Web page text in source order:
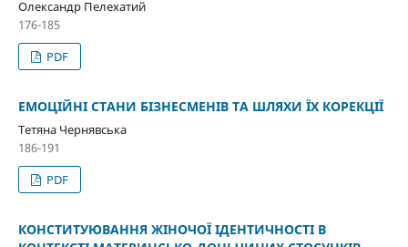
Олександр Пелехатий
176-185
PDF
ЕМОЦІЙНІ СТАНИ БІЗНЕСМЕНІВ ТА ШЛЯХИ ЇХ КОРЕКЦІЇ
Тетяна Чернявська
186-191
PDF
КОНСТИТУЮВАННЯ ЖІНОЧОЇ ІДЕНТИЧНОСТІ В